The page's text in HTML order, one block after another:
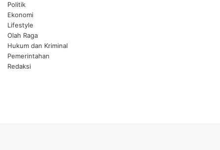
Politik
Ekonomi
Lifestyle
Olah Raga
Hukum dan Kriminal
Pemerintahan
Redaksi